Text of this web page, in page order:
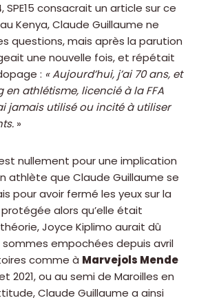
SPE15 consacrait un article sur ce
Kenya, Claude Guillaume ne
questions, mais après la parution
une nouvelle fois, et répétait
: « Aujourd’hui, j’ai 70 ans, et
athlétisme, licencié à la FFA
jamais utilisé ou incité à utiliser
»
nullement pour une implication
athlète que Claude Guillaume se
pour avoir fermé les yeux sur la
alors qu’elle était
Joyce Kiplimo aurait dû
empochées depuis avril
comme à Marvejols Mende
2021, ou au semi de Maroilles en
Claude Guillaume a ainsi